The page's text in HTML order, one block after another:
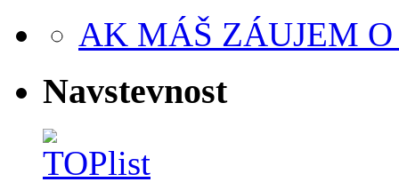
AK MÁŠ ZÁUJEM
Navstevnost